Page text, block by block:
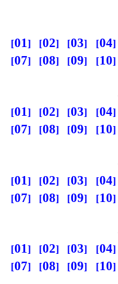
01 02 03 04
07
08 09 10
01 02 03 04
07
08 09 10
01 02 03 04
07
08 09 10
01 02 03 04
07
08 09 10